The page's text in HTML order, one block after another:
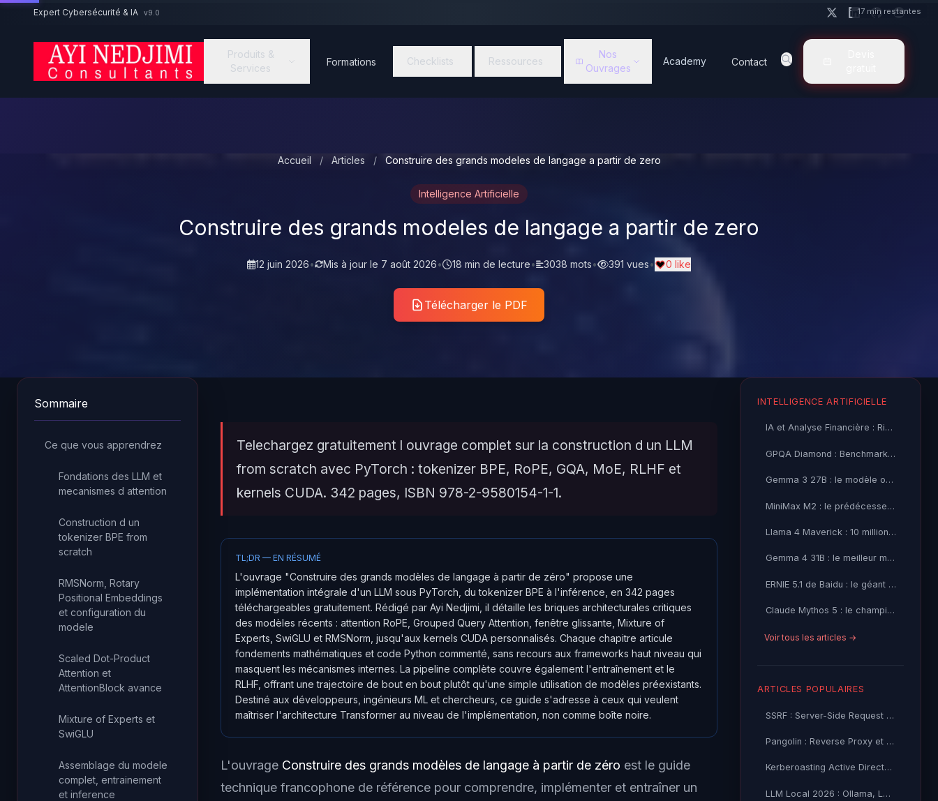
Aller au contenu principal
Expert Cybersécurité & IA v9.0
Produits &
Services
Formations Checklists Ressources
Nos
Ouvrages
Academy Contact
Accueil / Articles / Construire des grands modeles de langage a partir de zero
Intelligence Artificielle
Construire des grands modeles de langage a partir de zero
12 juin 2026• Mis à jour le 7 août 2026• 18 min de lecture• 3038 mots• 391 vues• 0 like
Télécharger le PDF
Sommaire
Ce que vous apprendrez
Fondations des LLM et
mecanismes d attention
Construction d un
tokenizer BPE from
scratch
RMSNorm, Rotary
Positional Embeddings
et configuration du
modele
Scaled Dot-Product
Attention et
AttentionBlock avance
Mixture of Experts et
SwiGLU
Assemblage du modele
complet, entrainement
et inference
Telechargez gratuitement l ouvrage complet sur la construction d un LLM
from scratch avec PyTorch : tokenizer BPE, RoPE, GQA, MoE, RLHF et
kernels CUDA. 342 pages, ISBN 978-2-9580154-1-1.
TL;DR — EN RÉSUMÉ
L'ouvrage "Construire des grands modèles de langage à partir de zéro" propose une
implémentation intégrale d'un LLM sous PyTorch, du tokenizer BPE à l'inférence, en 342 pages
téléchargeables gratuitement. Rédigé par Ayi Nedjimi, il détaille les briques architecturales critiques
des modèles récents : attention RoPE, Grouped Query Attention, fenêtre glissante, Mixture of
Experts, SwiGLU et RMSNorm, jusqu'aux kernels CUDA personnalisés. Chaque chapitre articule
fondements mathématiques et code Python commenté, sans recours aux frameworks haut niveau qui
masquent les mécanismes internes. La pipeline complète couvre également l'entraînement et le
RLHF, offrant une trajectoire de bout en bout plutôt qu'une simple utilisation de modèles préexistants.
Destiné aux développeurs, ingénieurs ML et chercheurs, ce guide s'adresse à ceux qui veulent
maîtriser l'architecture Transformer au niveau de l'implémentation, non comme boîte noire.
L'ouvrage Construire des grands modèles de langage à partir de zéro est le guide
technique francophone de référence pour comprendre, implémenter et entraîner un
INTELLIGENCE ARTIFICIELLE
IA et Analyse Financière : Risques Cybersécurité et
GPQA Diamond : Benchmark Académique et Limites des LLMs
Gemma 3 27B : le modèle open-source Google avant Gemma 4
MiniMax M2 : le prédécesseur économique avant M3 Thinking
Llama 4 Maverick : 10 millions de tokens de contexte, la
Gemma 4 31B : le meilleur modèle open-source de Google
ERNIE 5.1 de Baidu : le géant chinois à l'assaut du top-5
Claude Mythos 5 : le champion du codage selon BenchLM
Voir tous les articles →
ARTICLES POPULAIRES
SSRF : Server-Side Request Forgery — Exploitation Avancée
Pangolin : Reverse Proxy et Tunnel Self-Hosted — Guide
Kerberoasting Active Directory : Attaque et Défense 2026
LLM Local 2026 : Ollama, LM Studio ou vLLM — Quel Outil selon
17 min restantes